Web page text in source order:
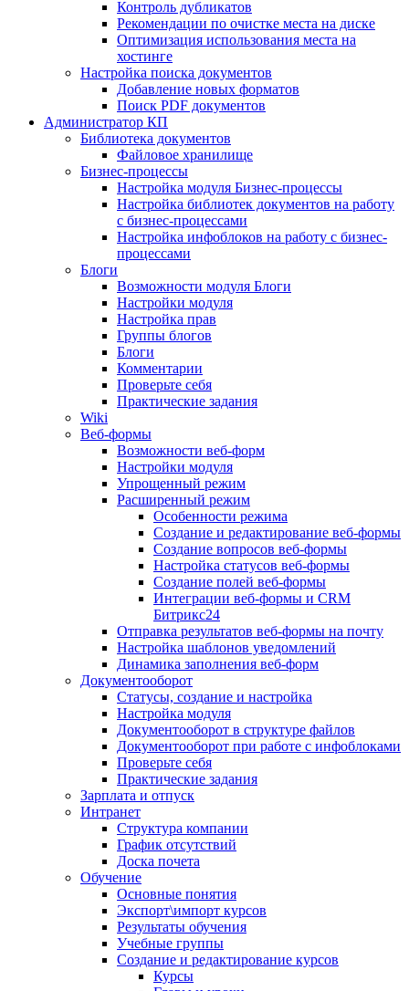
Контроль дубликатов
Рекомендации по очистке места на диске
Оптимизация использования места на
хостинге
Настройка поиска документов
Добавление новых форматов
Поиск PDF документов
Администратор КП
Библиотека документов
Файловое хранилище
Бизнес-процессы
Настройка модуля Бизнес-процессы
Настройка библиотек документов на работу
с бизнес-процессами
Настройка инфоблоков на работу с бизнес-
процессами
Блоги
Возможности модуля Блоги
Настройки модуля
Настройка прав
Группы блогов
Блоги
Комментарии
Проверьте себя
Практические задания
Wiki
Веб-формы
Возможности веб-форм
Настройки модуля
Упрощенный режим
Расширенный режим
Особенности режима
Создание и редактирование веб-формы
Создание вопросов веб-формы
Настройка статусов веб-формы
Создание полей веб-формы
Интеграции веб-формы и CRM
Битрикс24
Отправка результатов веб-формы на почту
Настройка шаблонов уведомлений
Динамика заполнения веб-форм
Документооборот
Статусы, создание и настройка
Настройка модуля
Документооборот в структуре файлов
Документооборот при работе с инфоблоками
Проверьте себя
Практические задания
Зарплата и отпуск
Интранет
Структура компании
График отсутствий
Доска почета
Обучение
Основные понятия
Экспорт\импорт курсов
Результаты обучения
Учебные группы
Создание и редактирование курсов
Курсы